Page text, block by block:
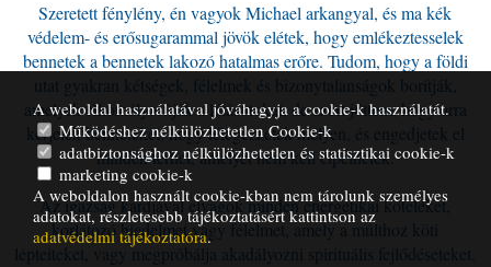
Szeretett fénylény, én vagyok Michael arkangyal, és ma kék
védelem- és erősugarammal jövök elétek, hogy emlékeztesselek
bennetek a bennetek lakozó hatalmas erőre. Tudom, hogy a földi
utat gyakran kétségek, félelmek és bizonytalanságok borítják,
amelyek elhomályosítják a látásotokat, de azért jöttem, hogy arra
kérjelek benneteket, hogy lélegezzetek mélyen, és engedjetek el
minden terhet, amelyet nem kell cipelnetek.
Az igazság kardjával elvágok minden energetikai köteléket,
korlátozó hiedelmet vagy félelmet, amely a múlthoz köti
lépteiteket, vagy megpróbálja akadályozni spirituális fejlődéseteket.
A weboldal használatával jóváhagyja a cookie-k használatát.
Működéshez nélkülözhetetlen Cookie-k
adatbiztonsághoz nélkülözhetetlen és statisztikai cookie-k
marketing cookie-k
A weboldalon használt cookie-kban nem tárolunk személyes
adatokat, részletesebb tájékoztatásért kattintson az
adatvédelmi tájékoztatóra.